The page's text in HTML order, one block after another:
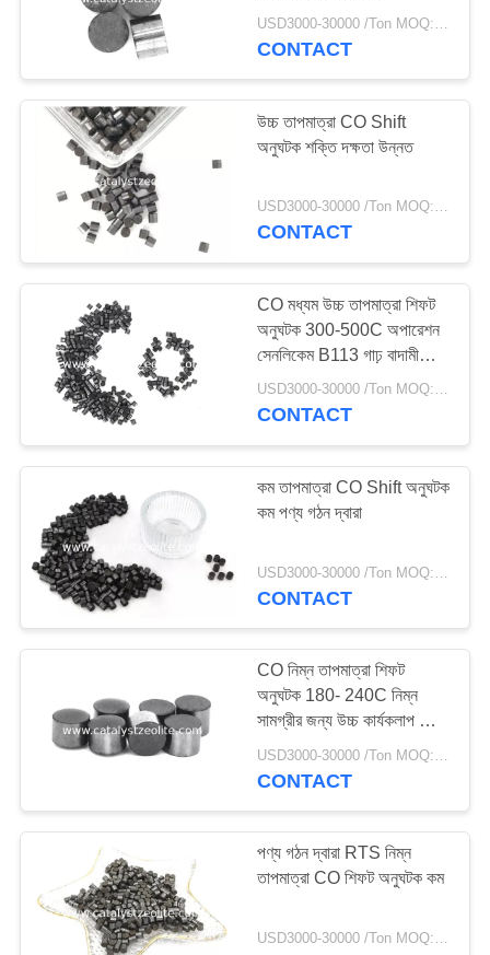
টিএস -১ জেওলাইট
এইচটিএস অনুঘটক
10
জেওলাইট আণবিক চালনী
দেশফুলাইজেশন এজেন্ট
44
USD3000-30000 /Ton MOQ:1 কিলোগ্রাম
CONTACT
উচ্চ তাপমাত্রা CO Shift
অনুঘটক শক্তি দক্ষতা উন্নত
USD3000-30000 /Ton MOQ:1 কিলোগ্রাম
CONTACT
CO মধ্যম উচ্চ তাপমাত্রা শিফট
অনুঘটক 300-500C অপারেশন
সেনলিকেম B113 গাঢ় বাদামী
সিলিন্ডার
USD3000-30000 /Ton MOQ:1 কিলোগ্রাম
CONTACT
কম তাপমাত্রা CO Shift অনুঘটক
কম পণ্য গঠন দ্বারা
CONTACT
CO নিম্ন তাপমাত্রা শিফট
অনুঘটক 180- 240C নিম্ন
সামগ্রীর জন্য উচ্চ কার্যকলাপ CO
কন্ডিশন 1314-13-2
Catalystzeolite B208
USD3000-30000 /Ton MOQ:1 কিলোগ্রাম
CONTACT
পণ্য গঠন দ্বারা RTS নিম্ন
তাপমাত্রা CO শিফট অনুঘটক কম
USD3000-30000 /Ton MOQ:1 কিলোগ্রাম